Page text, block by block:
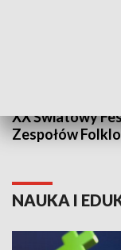
XX Światowy
Zespołów
NAUKA I